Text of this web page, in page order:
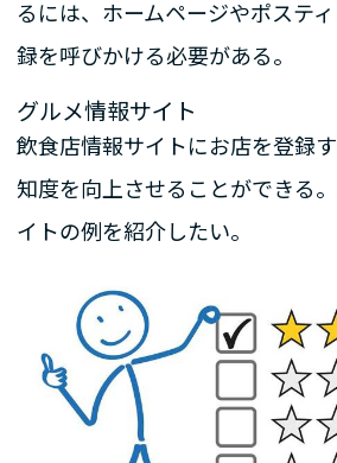
るには、ホームページやポステ
録を呼びかける必要がある。
グルメ情報サイト
飲食店情報サイトにお店を登録
知度を向上させることができる
イトの例を紹介したい。